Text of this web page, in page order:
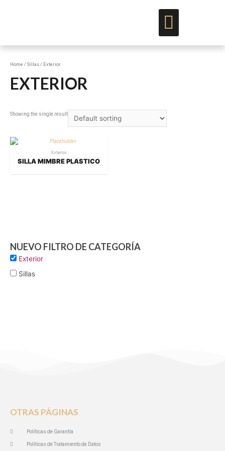
NUEVO FILTRO DE CATEGORÍA
Exterior
Sillas
Home /Sillas/ Exterior
EXTERIOR
Showing the single result
Exterior
SILLA MIMBRE PLASTICO
OTRAS PÁGINAS
Políticas de Garantía
Políticas de Tratamiento de Datos